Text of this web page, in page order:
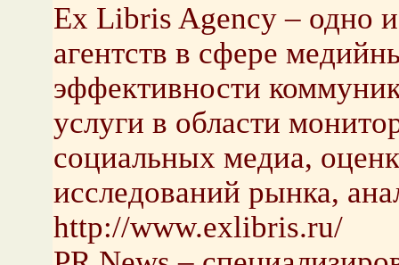
Ex Libris Agency – одно
агентств в сфере
эффективности
услуги в области
социальных медиа,
исследований рынка,
http://www.exlibris.ru/